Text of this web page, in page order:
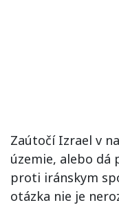
Zaútočí Izrael v
územie, alebo dá
proti iránskym
otázka nie je